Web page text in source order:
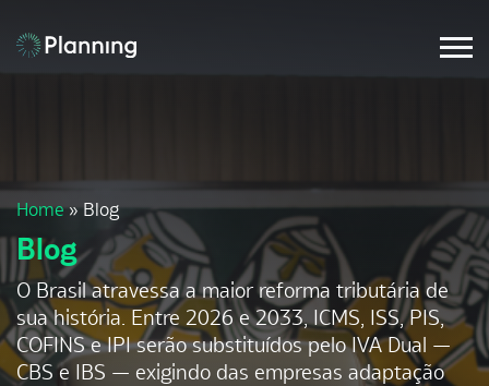
Home»Blog
Blog
O Brasil atravessa a maior reforma tributária de
sua história. Entre 2026 e 2033, ICMS, ISS, PIS,
COFINS e IPI serão substituídos pelo IVA Dual —
CBS e IBS — exigindo das empresas adaptação